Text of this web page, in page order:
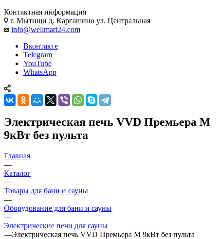
Контактная информация
г. Мытищи д. Каргашино ул. Центральная
info@wellmart24.com
Вконтакте
Telegram
YouTube
WhatsApp
Электрическая печь VVD Премьера М
9кВт без пульта
Главная
—
Каталог
—
Товары для бани и сауны
—
Оборудование для бани и сауны
—
Электрические печи для сауны
—Электрическая печь VVD Премьера М 9кВт без пульта